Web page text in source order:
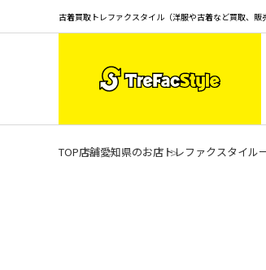
古着買取トレファクスタイル（洋服や古着など買取、販
TOP店舗愛知県のお店 トレファクスタイル